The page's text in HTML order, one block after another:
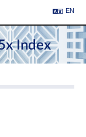
EN
Index